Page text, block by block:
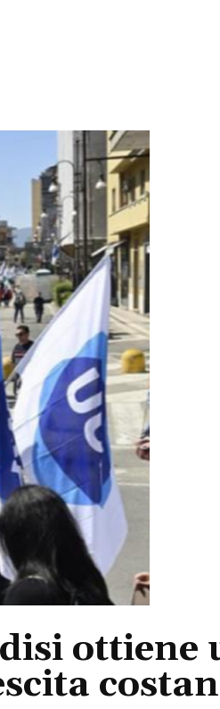
ottiene